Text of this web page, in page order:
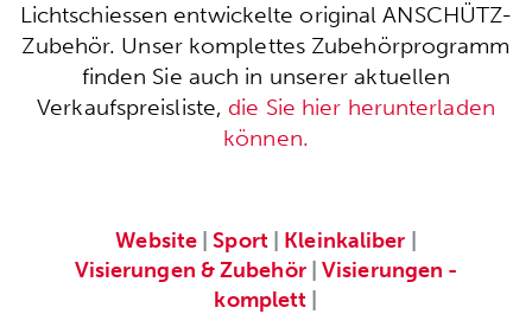
Lichtschiessen entwickelte original ANSCHÜTZ-
Zubehör. Unser komplettes Zubehörprogramm
finden Sie auch in unserer aktuellen
Verkaufspreisliste, die Sie hier herunterladen
können.
Website |Sport| Kleinkaliber
Visierungen & Zubehör|Visierungen -
komplett